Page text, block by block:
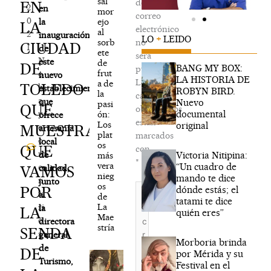
EN
LA
CIUDAD
DE
TOLEDO
QUE
MUESTRA
QUE
VAMOS
POR
LA
SENDA
DE
2
0
2
1
N
o
h
a
y
c
o
m
e
n
ta
ri
o
s
en
la
inauguración
de
este
nuevo
establecimiento,
que
ofrece
artesanía
local
de
calidad,
junto
a
la
directora
general
de
Turismo,
mor
ejo
al
sorb
ete
de
frut
a de
la
pasi
ón:
Los
plat
os
más
vera
nieg
os
de
La
Mae
stría
de
correo
electrónico
no
será
publicada.
Los
campos
obligatorios
están
marcados
con
*
Escribe
aquí...
LO + LEIDO
BANG MY BOX:
LA HISTORIA DE
ROBYN BIRD.
Nuevo
documental
original
Victoria Nitipina:
“Un cuadro de
mando te dice
dónde estás; el
tatami te dice
quién eres”
Morboria brinda
por Mérida y su
Festival en el